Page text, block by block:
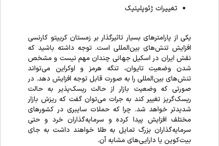
تغییرات ژئوپلیتیک
یکی از پارامترهای بسیار تاثیرگذار بر زمستان کریپتو کارنسی
افزایش تنش‌های بین‌المللی است. توجه داشته باشید که
نقش ایران در اسکیل جهانی چندان مهم نیست و مشخص
شدن وضعیت تایوان، تنگه هرمز و اوکراین می‌تواند
تنش‌های بین‌المللی را به صورت قابل توجه افزایش دهد. در
صورتی که وضعیت بازار از حالت ریسک‌پذیر به حالت
ریسک‌گریز تغییر کند به جرات می‌توان گفت که ریزش بازار
شدیدتر خواهد شد. چرا که حملات سایبری در کشورهای
مختلف افزایش پیدا کرده و سرمایه‌گذاران خرد و حتی
سرمایه‌گذاران بزرگ تمایل به طلا خواهند داشت به جای
بیت‌کوین یا دارایی‌های مشابه آن.